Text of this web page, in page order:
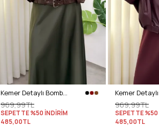
Kemer Detaylı Bomber Suni Deri Ceket 2017 - KAHVERENGİ
969,99TL
SEPETTE %50 İNDİRİM
485,00TL
969,99TL
SEPETTE %50
485,00TL